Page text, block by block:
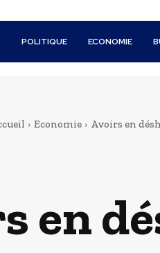
POLITIQUE ECONOMIE
Economie Avoirs en
en